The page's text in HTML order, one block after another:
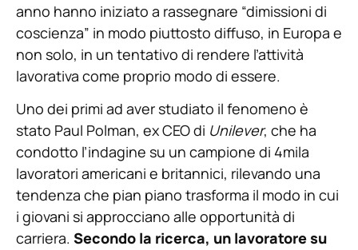
anno hanno iniziato a rassegnare “dimissioni di
coscienza” in modo piuttosto diffuso, in Europa e
non solo, in un tentativo di rendere l’attività
lavorativa come proprio modo di essere.
Uno dei primi ad aver studiato il fenomeno è
stato Paul Polman, ex CEO di Unilever, che ha
condotto l’indagine su un campione di 4mila
lavoratori americani e britannici, rilevando una
tendenza che pian piano trasforma il modo in cui
i giovani si approcciano alle opportunità di
carriera. Secondo la ricerca, un lavoratore su